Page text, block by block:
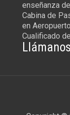
enseñanza
Cabina de
en
Cualificado